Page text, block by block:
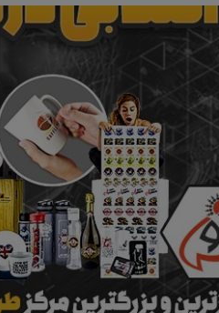
سایت ، یک آگهی یا بنر حتی در صورت
درج شده در آگهی ها ندارد و